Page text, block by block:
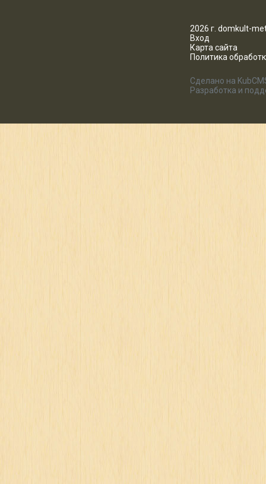
2026 г. domkult-
Вход
Карта сайта
Политика
Сделано на
Разработка и